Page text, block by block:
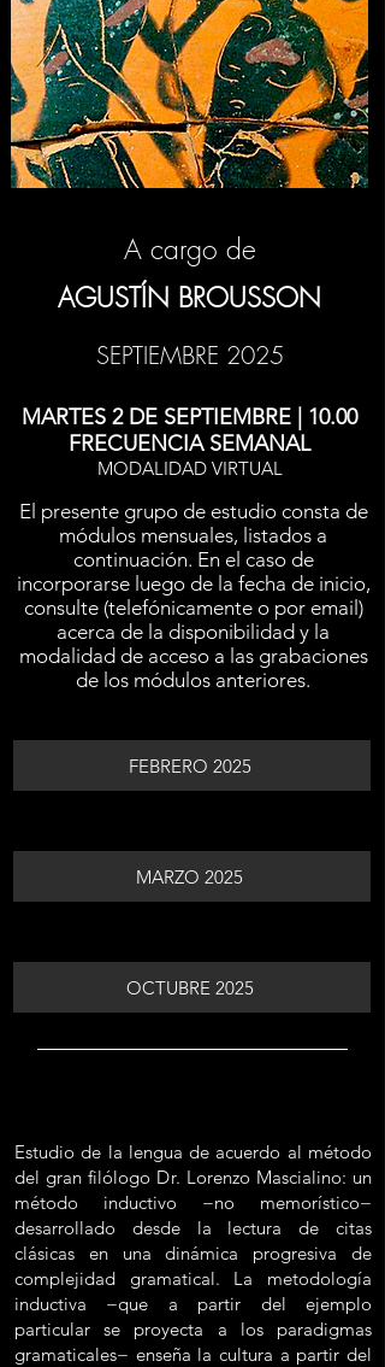
A cargo de
AGUSTÍN BROUSSON
SEPTIEMBRE 2025
MARTES 2 DE SEPTIEMBRE | 10.00
FRECUENCIA SEMANAL
MODALIDAD VIRTUAL
El presente grupo de estudio consta de
módulos mensuales, listados a
continuación. En el caso de
incorporarse luego de la fecha de inicio,
consulte (telefónicamente o por email)
acerca de la disponibilidad y la
modalidad de acceso a las grabaciones
de los módulos anteriores.
FEBRERO 2025
MARZO 2025
OCTUBRE 2025
Estudio de la lengua de acuerdo al método
del gran filólogo Dr. Lorenzo Mascialino: un
método inductivo −no memorístico−
desarrollado desde la lectura de citas
clásicas en una dinámica progresiva de
complejidad gramatical. La metodología
inductiva −que a partir del ejemplo
particular se proyecta a los paradigmas
gramaticales− enseña la cultura a partir del